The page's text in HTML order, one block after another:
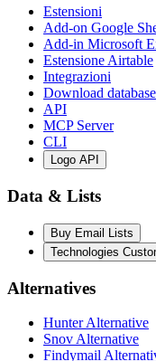
Estensioni
Add-on Google
Add-in Microsoft
Estensione Airtable
Integrazioni
Download database
API
MCP Server
CLI
Logo API
Data & Lists
Buy Email Lists
Technologies
Alternatives
Hunter Alternative
Snov Alternative
Findymail